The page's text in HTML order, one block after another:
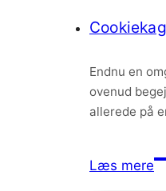
Endnu en
ovenud
allerede på
Læs mere